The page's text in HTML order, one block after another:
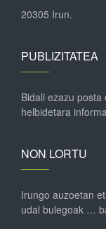
20305 Irun.
PUBLIZITATEA
Bidali ezazu
helbidetara
NON LORTU
Irungo auzoetan
udal bulegoak …